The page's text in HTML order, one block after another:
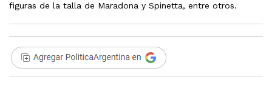
figuras de la talla de Maradona y Spinetta, entre otros.